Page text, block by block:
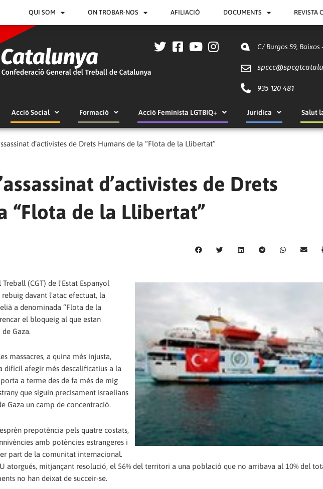
QUI SOM ON TROBAR-NOS AFILIACIÓ DOCUMENTS REVISTA
C/ Burgos 59, Baixos
spccc@
935 120 481
Acció Social Formació Acció Feminista LGTBIQ+ Jurídica Salut
d’activistes de Drets Humans de la “Flota de la Llibertat”
d’activistes de Drets
“Flota de la Llibertat”
(CGT) de l'Estat Espanyol
davant l'atac efectuat, la
a denominada “Flota de la
el bloqueig al que estan
Gaza.
massacres, a quina més injusta,
difícil afegir més descalificatius a la
a terme des de fa més de mig
que siguin precisament israelians
Gaza un camp de concentració.
prepotència pels quatre costats,
amb potències estrangeres i
part de la comunitat internacional.
atorgués, mitjançant resolució, el 56% del territori a una població que no arribava al 10% del
no han deixat de succeir-se.